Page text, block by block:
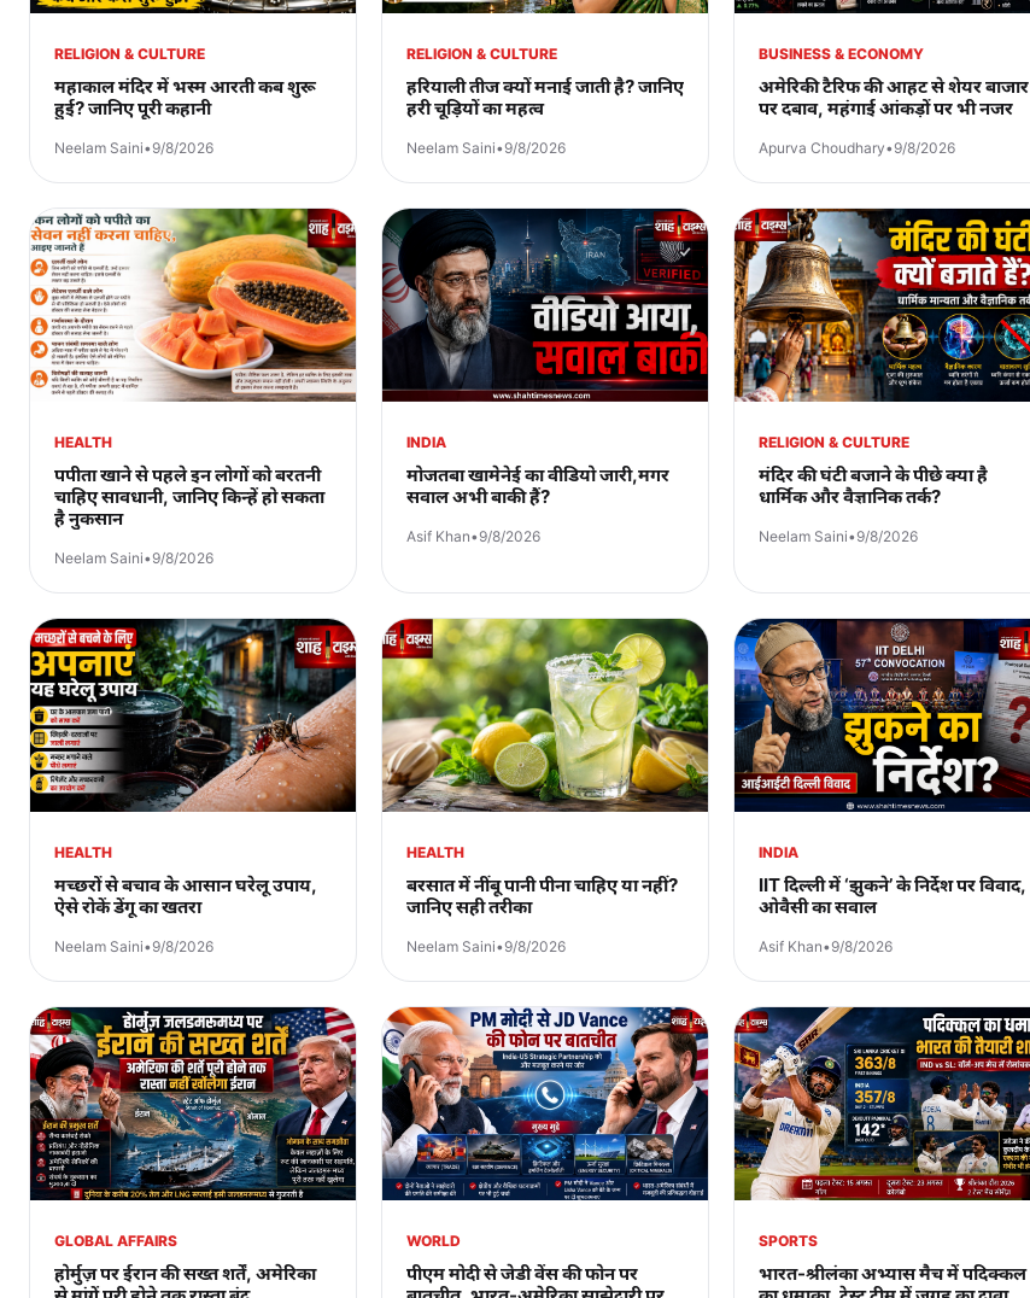
RELIGION & CULTURE
महाकाल मंदिर में भस्म आरती कब शुरू
हुई? जानिए पूरी कहानी
Neelam Saini•9/8/2026
RELIGION & CULTURE
हरियाली तीज क्यों मनाई जाती है? जानिए
हरी चूड़ियों का महत्व
Neelam Saini•9/8/2026
BUSINESS & ECONOMY
अमेरिकी टैरिफ की आहट से शेयर बाजार
पर दबाव, महंगाई आंकड़ों पर भी नजर
Apurva Choudhary•9/8/2026
HEALTH
पपीता खाने से पहले इन लोगों को बरतनी
चाहिए सावधानी, जानिए किन्हें हो सकता
है नुकसान
Neelam Saini•9/8/2026
INDIA
मोजतबा खामेनेई का वीडियो जारी,मगर
सवाल अभी बाकी हैं?
Asif Khan•9/8/2026
RELIGION & CULTURE
मंदिर की घंटी बजाने के पीछे क्या है
धार्मिक और वैज्ञानिक तर्क?
Neelam Saini•9/8/2026
HEALTH
मच्छरों से बचाव के आसान घरेलू उपाय,
ऐसे रोकें डेंगू का खतरा
Neelam Saini•9/8/2026
HEALTH
बरसात में नींबू पानी पीना चाहिए या नहीं?
जानिए सही तरीका
Neelam Saini•9/8/2026
INDIA
IIT दिल्ली में ‘झुकने’ के निर्देश पर विवाद,
ओवैसी का सवाल
Asif Khan•9/8/2026
GLOBAL AFFAIRS
होर्मुज़ पर ईरान की सख्त शर्तें, अमेरिका
WORLD
पीएम मोदी से जेडी वेंस की फोन पर
SPORTS
भारत-श्रीलंका अभ्यास मैच में पदिक्कल